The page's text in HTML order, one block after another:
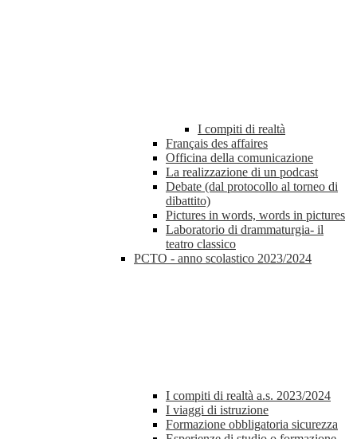
I compiti di realtà
Français des affaires
Officina della comunicazione
La realizzazione di un podcast
Debate (dal protocollo al torneo di
dibattito)
Pictures in words, words in pictures
Laboratorio di drammaturgia- il
teatro classico
PCTO - anno scolastico 2023/2024
I compiti di realtà a.s. 2023/2024
I viaggi di istruzione
Formazione obbligatoria sicurezza